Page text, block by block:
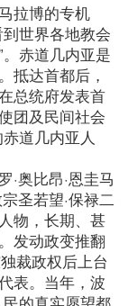
拉博的专机
世界各地教会
赤道几内亚是
抵达首都后，
总统府发表首
团及民间社会
道几内亚人
·奥比昂·恩圭马
圣若望·保禄二
物，长期、甚
发动政变推翻
裁政权后上台
表。当年，波